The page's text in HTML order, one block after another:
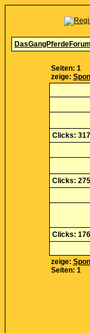
DasGangPferdeForum
Seiten: 1
zeige:
Clicks:
Clicks:
Clicks:
zeige:
Seiten: 1